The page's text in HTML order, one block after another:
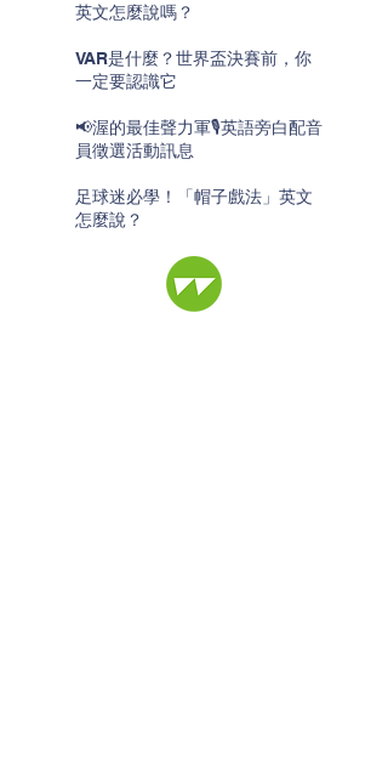
英文怎麼說嗎？
VAR是什麼？世界盃決賽前，你
一定要認識它
📢渥的最佳聲力軍🎙️英語旁白配音
員徵選活動訊息
足球迷必學！「帽子戲法」英文
怎麼說？